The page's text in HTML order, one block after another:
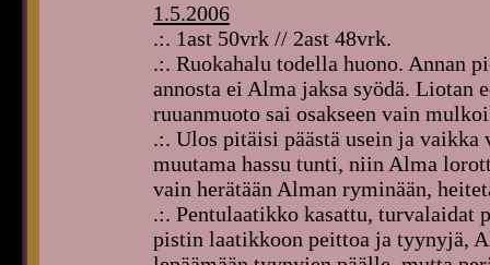
1.5.2006
.:. 1ast 50vrk // 2ast 48vrk.
.:. Ruokahalu todella huono. Annan
annosta ei Alma jaksa syödä. Liotan
ruuanmuoto sai osakseen vain
.:. Ulos pitäisi päästä usein ja
muutama hassu tunti, niin Alma
vain herätään Alman ryminään,
.:. Pentulaatikko kasattu, turvalaidat
pistin laatikkoon peittoa ja tyynyjä,